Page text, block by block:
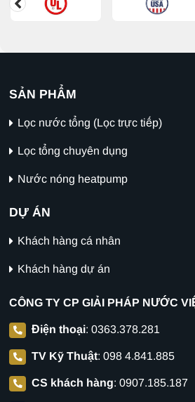
CÔNG TY CP GIẢI PHÁP NƯỚC
Điện thoại: 0363.378.281
TV Kỹ Thuật: 098 4.841.885
CS khách hàng: 0907.185.187
SẢN PHẨM
Lọc nước tổng (Lọc trực tiếp)
Lọc tổng chuyên dụng
Nước nóng heatpump
DỰ ÁN
Khách hàng cá nhân
Khách hàng dự án